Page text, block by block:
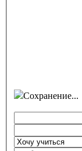
Сохранение...